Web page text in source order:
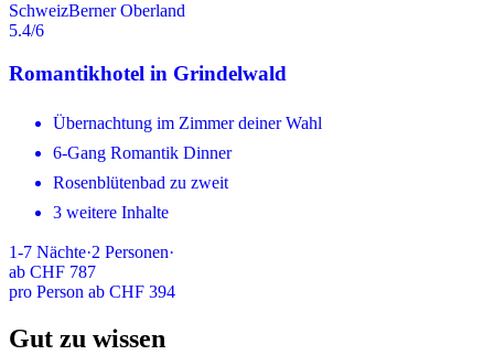
SchweizBerner Oberland
5.4/6
Romantikhotel in Grindelwald
Übernachtung im Zimmer deiner Wahl
6-Gang Romantik Dinner
Rosenblütenbad zu zweit
3 weitere Inhalte
1-7 Nächte·2 Personen·
ab CHF 787
pro Person ab CHF 394
Gut zu wissen